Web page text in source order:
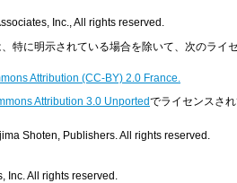
Inc., All rights reserved.
特に明示されている場合を除いて、次のライ
Attribution (CC-BY) 2.0 France.
Attribution 3.0 Unportedでライセンスされ
Shoten, Publishers. All rights reserved.
All rights reserved.